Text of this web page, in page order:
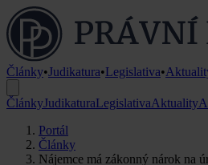
Články•Judikatura•Legislativa•
ČlánkyJudikaturaLegislativaAktuality
Portál
Články
Nájemce má zákonný nárok na